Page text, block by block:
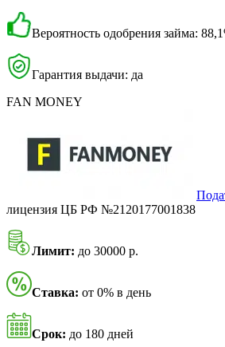
Вероятность одобрения займа:
Гарантия выдачи: да
FAN MONEY
лицензия ЦБ РФ №2120177001838
Лимит: до 30000 р.
Ставка: от 0% в день
Срок: до 180 дней